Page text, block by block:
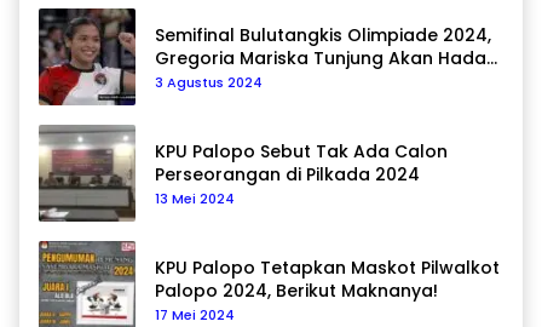
Semifinal Bulutangkis Olimpiade 2024,
Gregoria Mariska Tunjung Akan Hadapi
Pemain Asal Korea Selatan
3 Agustus 2024
KPU Palopo Sebut Tak Ada Calon
Perseorangan di Pilkada 2024
13 Mei 2024
KPU Palopo Tetapkan Maskot Pilwalkot
Palopo 2024, Berikut Maknanya!
17 Mei 2024